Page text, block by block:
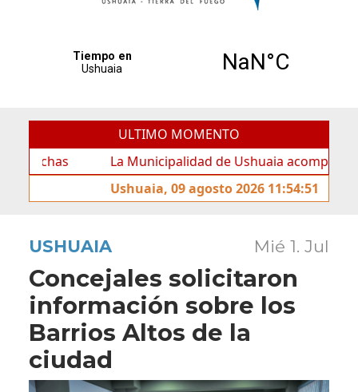
ULTIMO MOMENTO
La Municipalidad de Ushuaia acompañó los
Ushuaia, 09 agosto 2026 11:54:51
USHUAIA Mié 1. Jul
Concejales solicitaron
información sobre los
Barrios Altos de la
ciudad